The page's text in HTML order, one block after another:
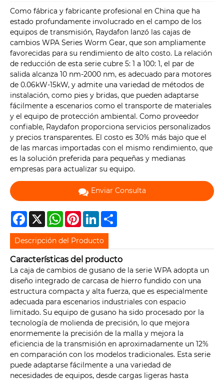
Como fábrica y fabricante profesional en China que ha
estado profundamente involucrado en el campo de los
equipos de transmisión, Raydafon lanzó las cajas de
cambios WPA Series Worm Gear, que son ampliamente
favorecidas para su rendimiento de alto costo. La relación
de reducción de esta serie cubre 5: 1 a 100: 1, el par de
salida alcanza 10 nm-2000 nm, es adecuado para motores
de 0.06kW-15kW, y admite una variedad de métodos de
instalación, como pies y bridas, que pueden adaptarse
fácilmente a escenarios como el transporte de materiales
y el equipo de protección ambiental. Como proveedor
confiable, Raydafon proporciona servicios personalizados
y precios transparentes. El costo es 30% más bajo que el
de las marcas importadas con el mismo rendimiento, que
es la solución preferida para pequeñas y medianas
empresas para actualizar su equipo.
Enviar Consulta
Facebook
X WhatsAppPinterestLinkedIn
Descripción del Producto
Características del producto
La caja de cambios de gusano de la serie WPA adopta un
diseño integrado de carcasa de hierro fundido con una
estructura compacta y alta fuerza, que es especialmente
adecuada para escenarios industriales con espacio
limitado. Su equipo de gusano ha sido procesado por la
tecnología de molienda de precisión, lo que mejora
enormemente la precisión de la malla y mejora la
eficiencia de la transmisión en aproximadamente un 12%
en comparación con los modelos tradicionales. Esta serie
puede adaptarse fácilmente a una variedad de
necesidades de equipos, desde cargas ligeras hasta